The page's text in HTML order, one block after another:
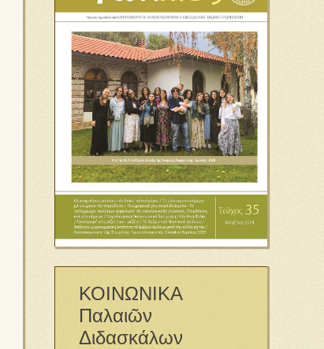
ΚΟΙΝΩΝΙΚΑ
Παλαιῶν
Διδασκάλων